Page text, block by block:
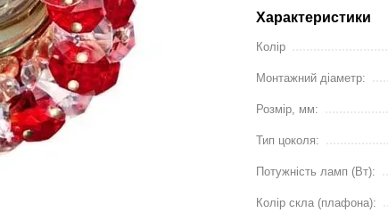
Характеристики
Колір
Монтажний діаметр:
Розмір, мм:
Тип цоколя:
Потужність ламп (Вт):
Колір скла (плафона):